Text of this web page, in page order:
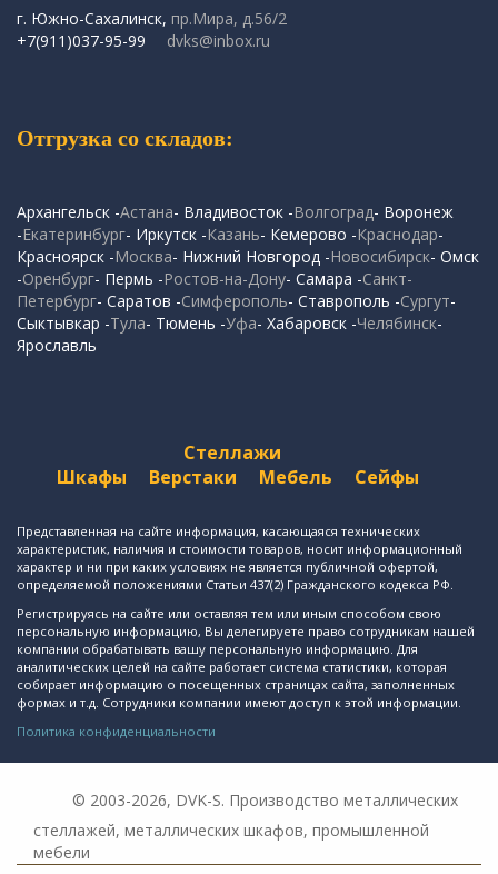
г. Южно-Сахалинск, пр.Мира, д.56/2
+7(911)037-95-99
dvks@inbox.ru
Отгрузка со складов:
Архангельск -Астана- Владивосток -Волгоград- Воронеж
-Екатеринбург- Иркутск -Казань- Кемерово -Краснодар-
Красноярск -Москва- Нижний Новгород -Новосибирск- Омск
-Оренбург- Пермь -Ростов-на-Дону- Самара -Санкт-
Петербург- Саратов -Симферополь- Ставрополь -Сургут-
Сыктывкар -Тула- Тюмень -Уфа- Хабаровск -Челябинск-
Ярославль
Стеллажи
Шкафы
Верстаки Мебель Сейфы
Представленная на сайте информация, касающаяся технических
характеристик, наличия и стоимости товаров, носит информационный
характер и ни при каких условиях не является публичной офертой,
определяемой положениями Статьи 437(2) Гражданского кодекса РФ.
Регистрируясь на сайте или оставляя тем или иным способом свою
персональную информацию, Вы делегируете право сотрудникам нашей
компании обрабатывать вашу персональную информацию. Для
аналитических целей на сайте работает система статистики, которая
собирает информацию о посещенных страницах сайта, заполненных
формах и т.д. Сотрудники компании имеют доступ к этой информации.
Политика конфиденциальности
© 2003-2026, DVK-S. Производство металлических
стеллажей, металлических шкафов, промышленной
мебели